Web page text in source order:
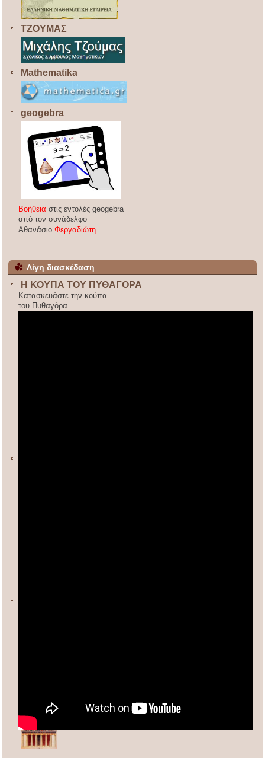
ΤΖΟΥΜΑΣ
Mathematika
geogebra
Βοήθειαστις εντολές geogebra
από τον συνάδελφο
ΑθανάσιοΦεργαδιώτη
Λίγη διασκέδαση
Η ΚΟΥΠΑ ΤΟΥ ΠΥΘΑΓΟΡΑ
Κατασκευάστε την κούπα
του Πυθαγόρα
asxetos.gr